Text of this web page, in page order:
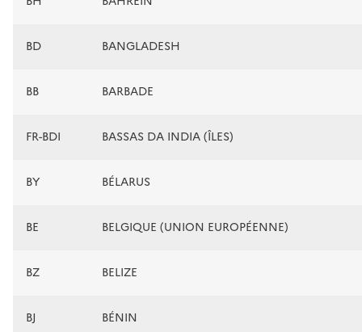
BD BANGLADESH
BB BARBADE
FR-BDI BASSAS DA INDIA (ÎLES)
BY BÉLARUS
BE BELGIQUE (UNION EUROPÉENNE)
BZ BELIZE
BJ BÉNIN